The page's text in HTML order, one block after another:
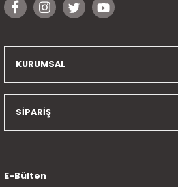
KURUMSAL
SİPARİŞ
E-Bülten